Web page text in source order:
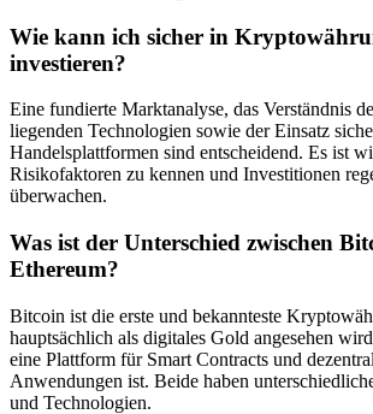
Wie kann ich sicher in
investieren?
Eine fundierte Marktanalyse, das Verständnis
liegenden Technologien sowie der Einsatz
Handelsplattformen sind entscheidend. Es ist
Risikofaktoren zu kennen und Investitionen
überwachen.
Was ist der Unterschied zwischen
Ethereum?
Bitcoin ist die erste und bekannteste
hauptsächlich als digitales Gold angesehen
eine Plattform für Smart Contracts und
Anwendungen ist. Beide haben
und Technologien.